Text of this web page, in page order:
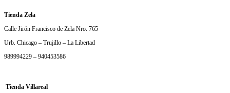
Tienda Zela
Calle Jirón Francisco de Zela Nro. 765
Urb. Chicago – Trujillo – La Libertad
989994229 – 940453586
Tienda Villareal